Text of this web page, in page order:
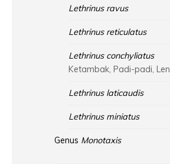
Lethrinus ravus
Lethrinus reticulatus
Lethrinus conchyliatus
Ketambak, Padi-padi,
Lethrinus laticaudis
Lethrinus miniatus
Genus Monotaxis